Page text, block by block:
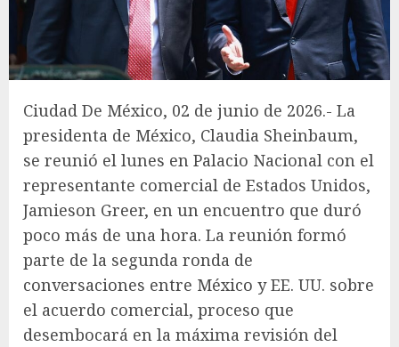
Ciudad De México, 02 de junio de 2026.- La
presidenta de México, Claudia Sheinbaum,
se reunió el lunes en Palacio Nacional con el
representante comercial de Estados Unidos,
Jamieson Greer, en un encuentro que duró
poco más de una hora. La reunión formó
parte de la segunda ronda de
conversaciones entre México y EE. UU. sobre
el acuerdo comercial, proceso que
desembocará en la máxima revisión del